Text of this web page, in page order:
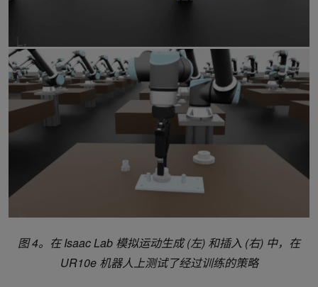
图 4。在 Isaac Lab 模拟运动生成 (左) 和插入 (右) 中，在
UR10e 机器人上测试了经过训练的策略